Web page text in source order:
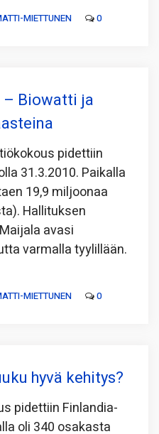
MIETTUNEN 0
– Biowatti ja
pidettiin
31.3.2010. Paikalla
19,9 miljoonaa
Hallituksen
avasi
varmalla tyylillään.
MIETTUNEN 0
hyvä kehitys?
pidettiin Finlandia-
oli 340 osakasta